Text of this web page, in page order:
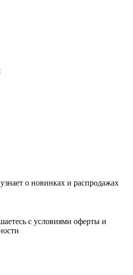
о новинках и распродажах
с условиями оферты и